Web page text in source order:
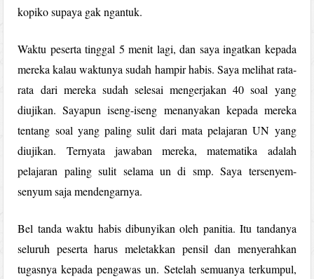
kopiko supaya gak ngantuk.
Waktu peserta tinggal 5 menit lagi, dan saya ingatkan kepada
mereka kalau waktunya sudah hampir habis. Saya melihat rata-
rata dari mereka sudah selesai mengerjakan 40 soal yang
diujikan. Sayapun iseng-iseng menanyakan kepada mereka
tentang soal yang paling sulit dari mata pelajaran UN yang
diujikan. Ternyata jawaban mereka, matematika adalah
pelajaran paling sulit selama un di smp. Saya tersenyem-
senyum saja mendengarnya.
Bel tanda waktu habis dibunyikan oleh panitia. Itu tandanya
seluruh peserta harus meletakkan pensil dan menyerahkan
tugasnya kepada pengawas un. Setelah semuanya terkumpul,